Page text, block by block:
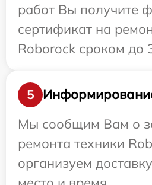
работ Вы получите
сертификат на
Roborock сроком до
5
Мы сообщим Вам о
ремонта техники
организуем